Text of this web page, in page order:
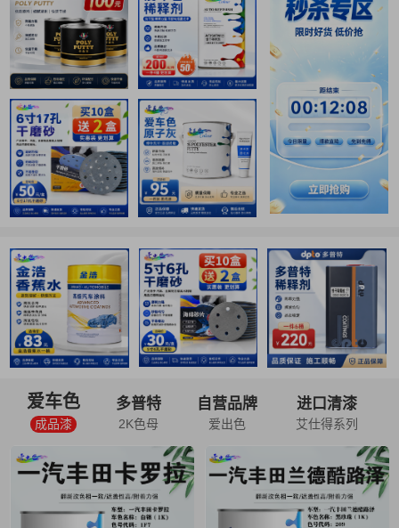
爱车色
成品漆
多普特
2K色母
自营品牌
爱出色
进口清漆
艾仕得系列